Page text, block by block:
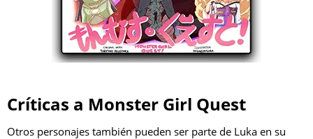
Críticas a Monster Girl Quest
Otros personajes también pueden ser parte de Luka en su